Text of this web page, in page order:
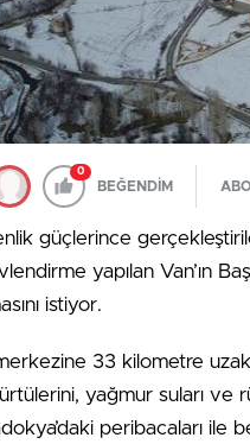
0
BEĞENDİM
güçlerince
yapılan Van’ın
istiyor.
33 kilometre
yağmur suları ve
peribacaları ile